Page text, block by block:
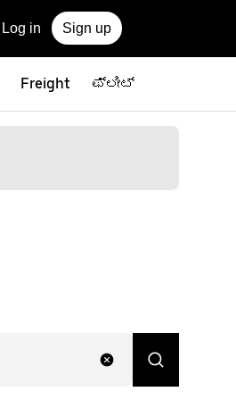
Log in Sign up
Freight ಫ್ಲೀಟ್